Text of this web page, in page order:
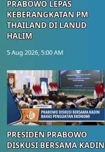
PRABOWO LEPAS
KEBERANGKATAN PM
THAILAND DI LANUD
HALIM
5 Aug 2026, 5:00 AM
PRESIDEN PRABOWO
DISKUSI BERSAMA KADIN